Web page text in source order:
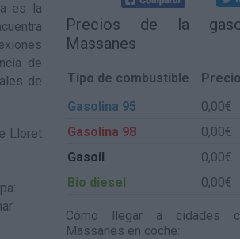
es la
de
de
Lloret
:
Precios de la
Massanes
Tipo de combustible
Gasolina 95
0,00€
Gasolina 98
0,00€
Gasoil
0,00€
Bio diesel
0,00€
Cómo llegar a cidades
Massanes en coche: